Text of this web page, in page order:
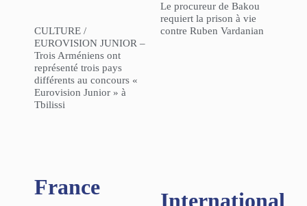
CULTURE /
EUROVISION JUNIOR –
Trois Arméniens ont
représenté trois pays
différents au concours «
Eurovision Junior » à
Tbilissi
Le procureur de Bakou
requiert la prison à vie
contre Ruben Vardanian
France
International